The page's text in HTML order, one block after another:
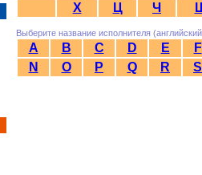
Х
Ц Ч
Выберите название исполнителя
A B C D E
F
N
O P Q R S